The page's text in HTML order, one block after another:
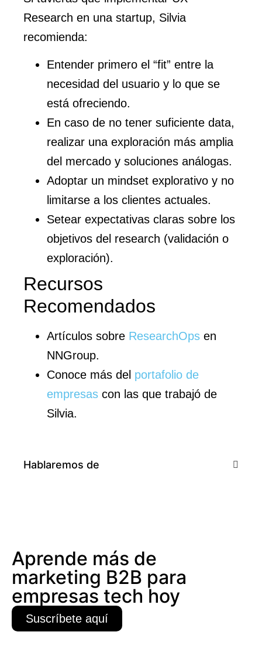
Research en una startup, Silvia
recomienda:
Entender primero el “fit” entre la
necesidad del usuario y lo que se
está ofreciendo.
En caso de no tener suficiente data,
realizar una exploración más amplia
del mercado y soluciones análogas.
Adoptar un mindset explorativo y no
limitarse a los clientes actuales.
Setear expectativas claras sobre los
objetivos del research (validación o
exploración).
Recursos
Recomendados
Artículos sobre ResearchOps en
NNGroup.
Conoce más del portafolio de
empresas con las que trabajó de
Silvia.
Hablaremos de
Aprende más de
marketing B2B para
empresas tech hoy
Suscríbete aquí